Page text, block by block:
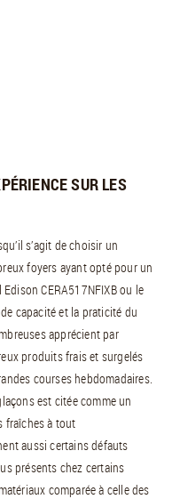
SUR LES
s’agit de choisir un
foyers ayant opté pour un
CERA517NFIXB ou le
capacité et la praticité du
apprécient par
produits frais et surgelés
courses hebdomadaires.
est citée comme un
fraîches à tout
aussi certains défauts
présents chez certains
comparée à celle des